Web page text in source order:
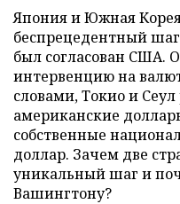
Япония и Южная
беспрецедентный
был согласован США.
интервенцию на
словами, Токио и Сеул
американские
собственные
доллар. Зачем две
уникальный шаг и
Вашингтону?